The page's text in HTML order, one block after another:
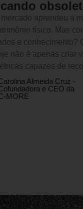
mercado aprendeu a
físico. Mas
e conhecimento?
não é apenas criar
capazes de
Almeida Cruz -
e CEO da
MORE